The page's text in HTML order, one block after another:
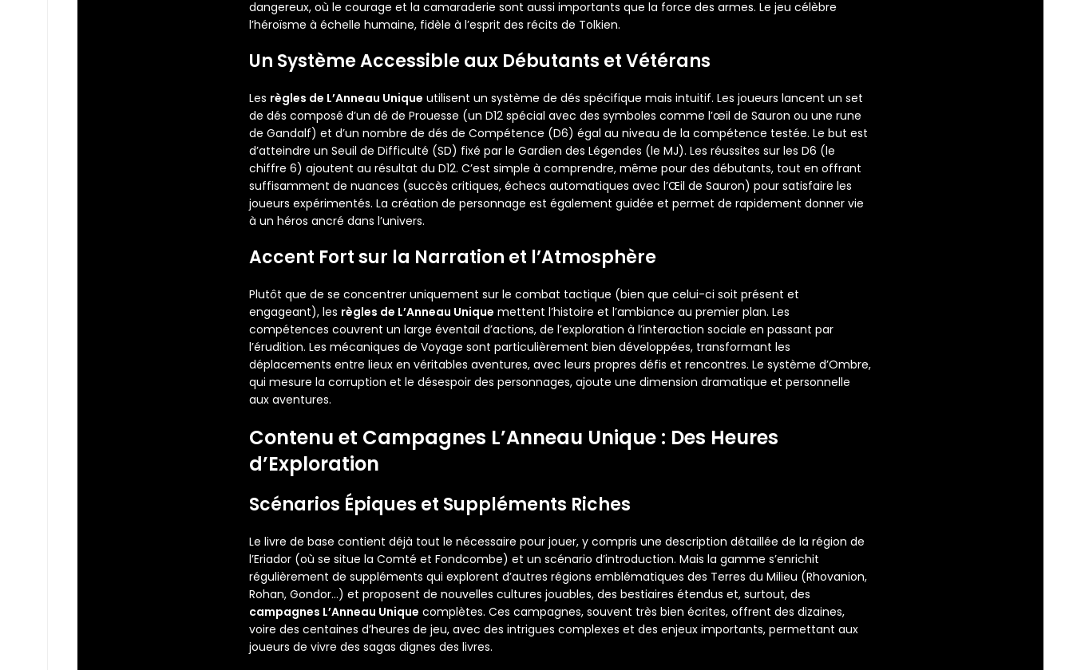
dangereux, où le courage et la camaraderie sont aussi importants que la force des armes. Le jeu célèbre
l’héroïsme à échelle humaine, fidèle à l’esprit des récits de Tolkien.
Un Système Accessible aux Débutants et Vétérans
Les règles de L’Anneau Unique utilisent un système de dés spécifique mais intuitif. Les joueurs lancent un set
de dés composé d’un dé de Prouesse (un D12 spécial avec des symboles comme l’œil de Sauron ou une rune
de Gandalf) et d’un nombre de dés de Compétence (D6) égal au niveau de la compétence testée. Le but est
d’atteindre un Seuil de Difficulté (SD) fixé par le Gardien des Légendes (le MJ). Les réussites sur les D6 (le
chiffre 6) ajoutent au résultat du D12. C’est simple à comprendre, même pour des débutants, tout en offrant
suffisamment de nuances (succès critiques, échecs automatiques avec l’Œil de Sauron) pour satisfaire les
joueurs expérimentés. La création de personnage est également guidée et permet de rapidement donner vie
à un héros ancré dans l’univers.
Accent Fort sur la Narration et l’Atmosphère
Plutôt que de se concentrer uniquement sur le combat tactique (bien que celui-ci soit présent et
engageant), les règles de L’Anneau Unique mettent l’histoire et l’ambiance au premier plan. Les
compétences couvrent un large éventail d’actions, de l’exploration à l’interaction sociale en passant par
l’érudition. Les mécaniques de Voyage sont particulièrement bien développées, transformant les
déplacements entre lieux en véritables aventures, avec leurs propres défis et rencontres. Le système d’Ombre,
qui mesure la corruption et le désespoir des personnages, ajoute une dimension dramatique et personnelle
aux aventures.
Contenu et Campagnes L’Anneau Unique : Des Heures
d’Exploration
Scénarios Épiques et Suppléments Riches
Le livre de base contient déjà tout le nécessaire pour jouer, y compris une description détaillée de la région de
l’Eriador (où se situe la Comté et Fondcombe) et un scénario d’introduction. Mais la gamme s’enrichit
régulièrement de suppléments qui explorent d’autres régions emblématiques des Terres du Milieu (Rhovanion,
Rohan, Gondor…) et proposent de nouvelles cultures jouables, des bestiaires étendus et, surtout, des
campagnes L’Anneau Unique complètes. Ces campagnes, souvent très bien écrites, offrent des dizaines,
voire des centaines d’heures de jeu, avec des intrigues complexes et des enjeux importants, permettant aux
joueurs de vivre des sagas dignes des livres.